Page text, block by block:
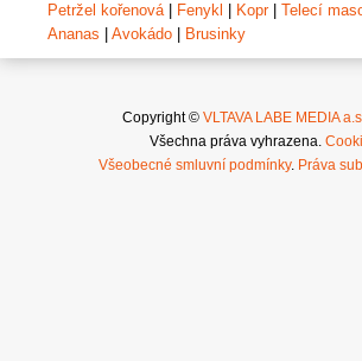
Petržel kořenová| Fenykl Kopr| Telecí
Ananas
Avokádo Brusinky
Copyright © VLTAVA LABE MEDIA
Všechna práva vyhrazena.
Všeobecné smluvní podmínky. Práva